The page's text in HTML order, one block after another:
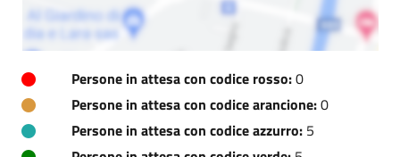
Persone in attesa con codice rosso:0
Persone in attesa con codice arancione:0
Persone in attesa con codice azzurro: 5